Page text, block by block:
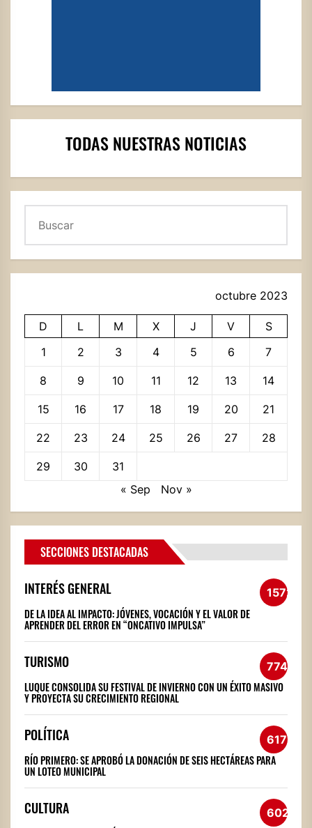
TODAS NUESTRAS NOTICIAS
octubre 2023
D L M X J V
S
1
2 3 4 5 6 7
8 9 10 11 12 13 14
15 16 17 18 19 20 21
22 23 24 25 26 27 28
29 30
31
« Sep
Nov »
SECCIONES DESTACADAS
INTERÉS GENERAL 1572
DE LA IDEA AL IMPACTO: JÓVENES, VOCACIÓN Y EL VALOR DE
APRENDER DEL ERROR EN “ONCATIVO IMPULSA”
TURISMO 774
LUQUE CONSOLIDA SU FESTIVAL DE INVIERNO CON UN ÉXITO MASIVO
Y PROYECTA SU CRECIMIENTO REGIONAL
POLÍTICA 617
RÍO PRIMERO: SE APROBÓ LA DONACIÓN DE SEIS HECTÁREAS PARA
UN LOTEO MUNICIPAL
CULTURA 602